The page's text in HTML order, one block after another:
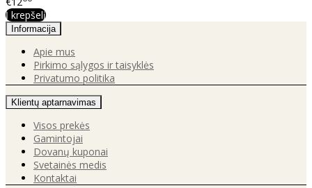
Į krepšelį
Informacija
Apie mus
Pirkimo sąlygos ir taisyklės
Privatumo politika
Klientų aptarnavimas
Visos prekės
Gamintojai
Dovanų kuponai
Svetainės medis
Kontaktai